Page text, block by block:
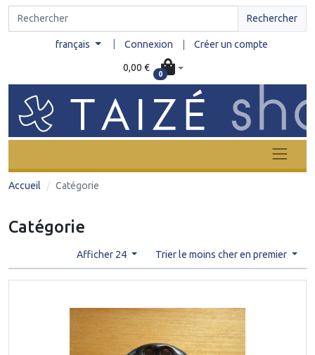
Rechercher
français Connexion Créer un compte
0,00 €
0
Accueil Catégorie
Catégorie
Afficher 24 Trier le moins cher en premier